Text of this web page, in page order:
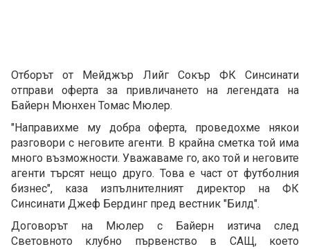
Отборът от Мейджър Лийг Сокър ФК Синсинати
отправи оферта за привличането на легендата на
Байерн Мюнхен Томас Мюлер.
"Направихме му добра оферта, проведохме някои
разговори с неговите агенти. В крайна сметка той има
много възможности. Уважаваме го, ако той и неговите
агенти търсят нещо друго. Това е част от футболния
бизнес", каза изпълнителният директор на ФК
Синсинати Джеф Бердинг пред вестник "Билд".
Договорът на Мюлер с Байерн изтича след
Световното клубно първенство в САЩ, което